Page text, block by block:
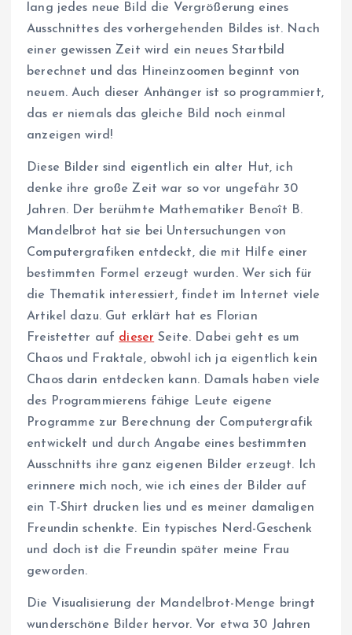
lang jedes neue Bild die Vergrößerung eines
Ausschnittes des vorhergehenden Bildes ist. Nach
einer gewissen Zeit wird ein neues Startbild
berechnet und das Hineinzoomen beginnt von
neuem. Auch dieser Anhänger ist so programmiert,
das er niemals das gleiche Bild noch einmal
anzeigen wird!
Diese Bilder sind eigentlich ein alter Hut, ich
denke ihre große Zeit war so vor ungefähr 30
Jahren. Der berühmte Mathematiker Benoît B.
Mandelbrot hat sie bei Untersuchungen von
Computergrafiken entdeckt, die mit Hilfe einer
bestimmten Formel erzeugt wurden. Wer sich für
die Thematik interessiert, findet im Internet viele
Artikel dazu. Gut erklärt hat es Florian
Freistetter auf dieser Seite. Dabei geht es um
Chaos und Fraktale, obwohl ich ja eigentlich kein
Chaos darin entdecken kann. Damals haben viele
des Programmierens fähige Leute eigene
Programme zur Berechnung der Computergrafik
entwickelt und durch Angabe eines bestimmten
Ausschnitts ihre ganz eigenen Bilder erzeugt. Ich
erinnere mich noch, wie ich eines der Bilder auf
ein T-Shirt drucken lies und es meiner damaligen
Freundin schenkte. Ein typisches Nerd-Geschenk
und doch ist die Freundin später meine Frau
geworden.
Die Visualisierung der Mandelbrot-Menge bringt
wunderschöne Bilder hervor. Vor etwa 30 Jahren